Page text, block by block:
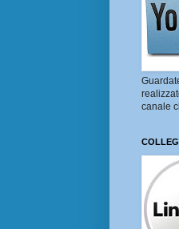
canale